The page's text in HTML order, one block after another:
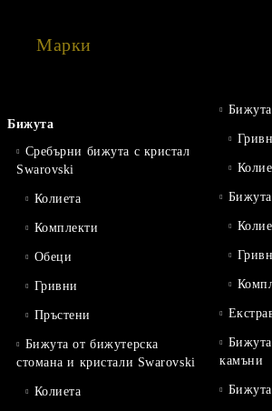
Марки
Бижута
Сребърни бижута с кристал
Swarovski
Колиета
Комплекти
Обеци
Гривни
Пръстени
Бижута от бижутерска
стомана и кристали Swarovski
Колиета
Бижута
камъни